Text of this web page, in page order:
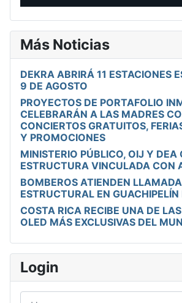
Más Noticias
DEKRA ABRIRÁ 11 ESTACIONES
9 DE AGOSTO
PROYECTOS DE PORTAFOLIO
CELEBRARÁN A LAS MADRES
CONCIERTOS GRATUITOS,
Y PROMOCIONES
MINISTERIO PÚBLICO, OIJ Y DEA
ESTRUCTURA VINCULADA CON
BOMBEROS ATIENDEN
ESTRUCTURAL EN
COSTA RICA RECIBE UNA DE
OLED MÁS EXCLUSIVAS DEL
Login